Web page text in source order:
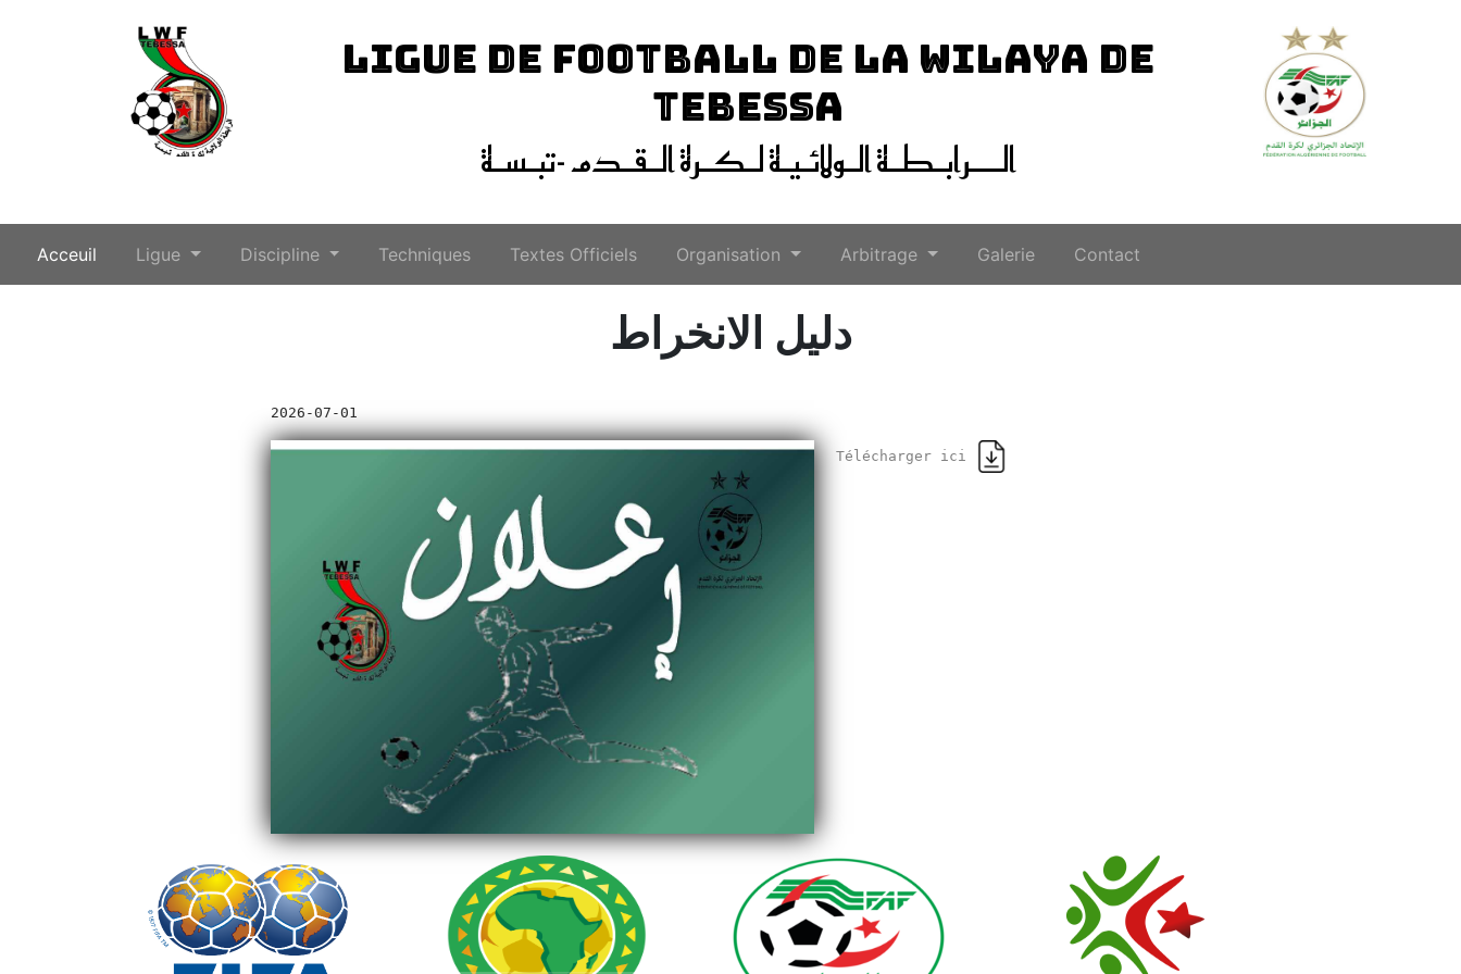
LIGUE DE FOOTBALL DE LA WILAYA DE
TEBESSA
الـــرابـطـة الـولائـيـة لـكـرة الـقـدم -تبـسـة
Acceuil (current)
Ligue Discipline Techniques Textes Officiels Organisation Arbitrage Galerie Contact
دليل الانخراط
2026-07-01
Télécharger ici